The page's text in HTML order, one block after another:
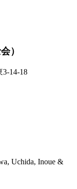
）
14-18
Uchida, Inoue &